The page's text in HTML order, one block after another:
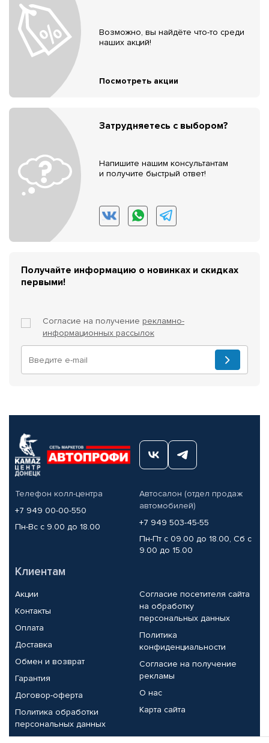
Возможно, вы найдёте что-то среди
наших акций!
Посмотреть акции
Затрудняетесь с выбором?
Напишите нашим консультантам
и получите быстрый ответ!
Получайте информацию о новинках и скидках
первыми!
Согласие на получение рекламно-
информационных рассылок
Телефон колл-центра
+7 949 00-00-550
Пн-Вс с 9.00 до 18.00
Автосалон (отдел продаж
автомобилей)
+7 949 503-45-55
Пн-Пт с 09.00 до 18.00, Сб с
9.00 до 15.00
Клиентам
Акции
Контакты
Оплата
Доставка
Обмен и возврат
Гарантия
Договор-оферта
Политика обработки
персональных данных
Согласие посетителя сайта
на обработку
персональных данных
Политика
конфиденциальности
Согласие на получение
рекламы
О нас
Карта сайта